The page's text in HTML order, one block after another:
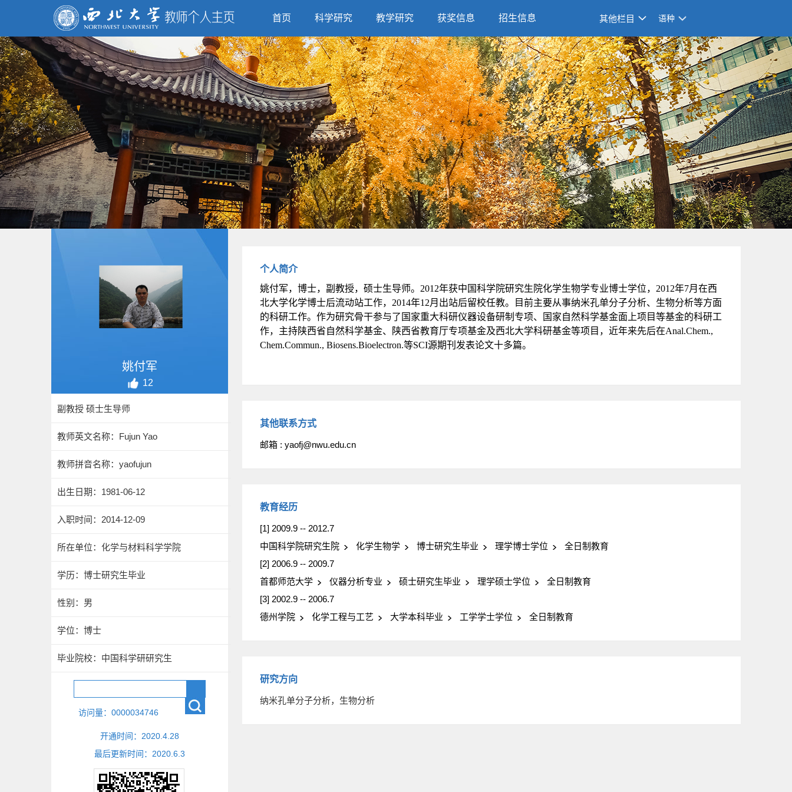
首页 科学研究 教学研究 获奖信息 招生信息 其他栏目 语种
姚付军
12
副教授 硕士生导师
教师英文名称：Fujun Yao
教师拼音名称：yaofujun
出生日期：1981-06-12
入职时间：2014-12-09
所在单位：化学与材料科学学院
学历：博士研究生毕业
性别：男
学位：博士
毕业院校：中国科学研研究生
访问量： 0000034746
开通时间： 2020 4 28
最后更新时间： 2020 6 3
个人简介
姚付军，博士，副教授，硕士生导师。 2012年获中国科学院研究生院化学生物学专业博士学位， 2012年7月在西
北大学化学博士后流动站工作，2014年12月出站后留校任教。目前主要从事纳米孔单分子分析、生物分析等方面
的科研工作。作为研究骨干参与了国家重大科研仪器设备研制专项、国家自然科学基金面上项目等基金的科研工
作，主持陕西省自然科学基金、陕西省教育厅专项基金及西北大学科研基金等项目，近年来先后在Anal.Chem.,
Chem.Commun., Biosens.Bioelectron.等SCI源期刊发表论文十多篇。
其他联系方式
邮箱 : yaofj@nwu.edu.cn
教育经历
[1] 2009.9 -- 2012.7
中国科学院研究生院
化学生物学 博士研究生毕业 理学博士学位
全日制教育
[2] 2006.9 -- 2009.7
首都师范大学
仪器分析专业 硕士研究生毕业 理学硕士学位
全日制教育
[3] 2002.9 -- 2006.7
德州学院
化学工程与工艺 大学本科毕业 工学学士学位 全日制教育
研究方向
纳米孔单分子分析，生物分析